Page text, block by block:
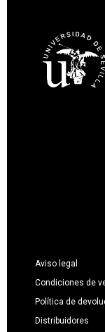
Aviso legal
Condiciones de
Política de
Distribuidores